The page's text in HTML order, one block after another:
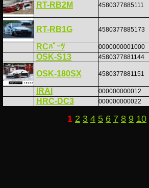
RT-RB2M 4580377885111
RT-RB1G 4580377885173
RCﾊﾟｰﾂ 0000000001000
OSK-S13 4580377881144
OSK-180SX 4580377881151
IRAI 000000000012
HRC-DC3 000000000022
1 2 3 4 5 6 7 8 9 10